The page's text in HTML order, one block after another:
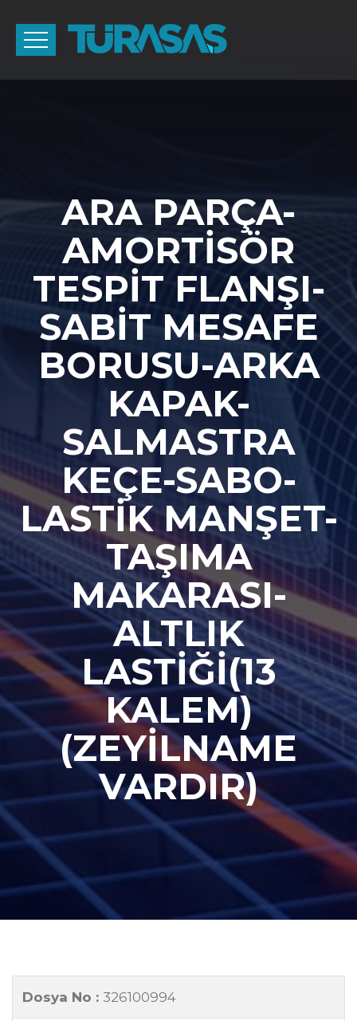
ARA PARÇA-
AMORTİSÖR
TESPİT FLANŞI-
SABİT MESAFE
BORUSU-ARKA
KAPAK-
SALMASTRA
KEÇE-SABO-
LASTİK MANŞET-
TAŞIMA
MAKARASI-
ALTLIK
LASTİĞİ(13
KALEM)
(ZEYİLNAME
VARDIR)
Dosya No : 326100994